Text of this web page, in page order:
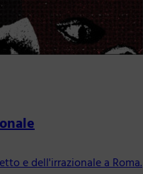
e dell'irrazionale a Roma.